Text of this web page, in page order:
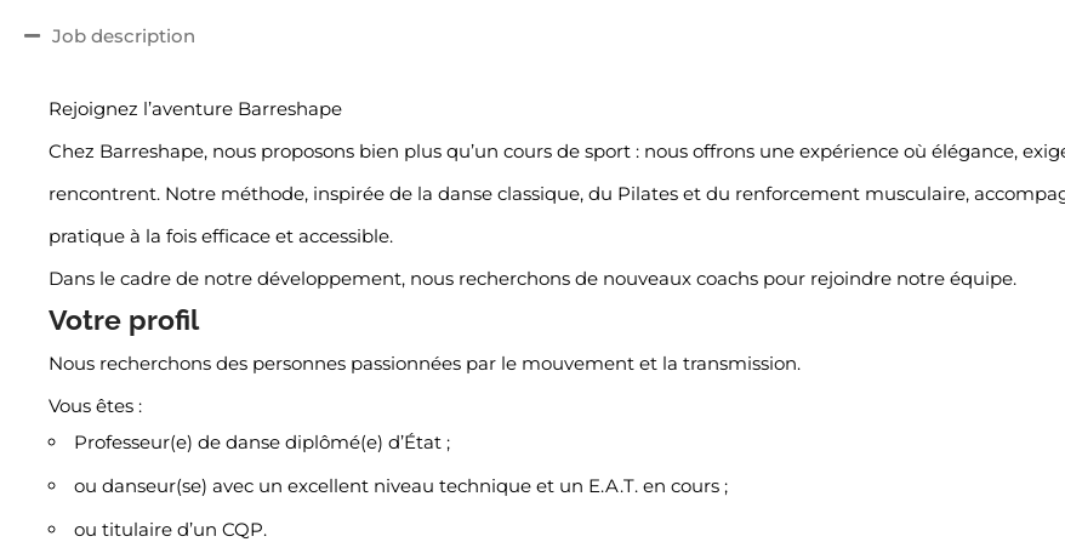
Job description
Rejoignez l’aventure Barreshape
Chez Barreshape, nous proposons bien plus qu’un cours de sport : nous offrons une expérience où élégance,
rencontrent. Notre méthode, inspirée de la danse classique, du Pilates et du renforcement musculaire,
pratique à la fois efficace et accessible.
Dans le cadre de notre développement, nous recherchons de nouveaux coachs pour rejoindre notre équipe.
Votre profil
Nous recherchons des personnes passionnées par le mouvement et la transmission.
Vous êtes :
Professeur(e) de danse diplômé(e) d’État ;
ou danseur(se) avec un excellent niveau technique et un E.A.T. en cours ;
ou titulaire d’un CQP.